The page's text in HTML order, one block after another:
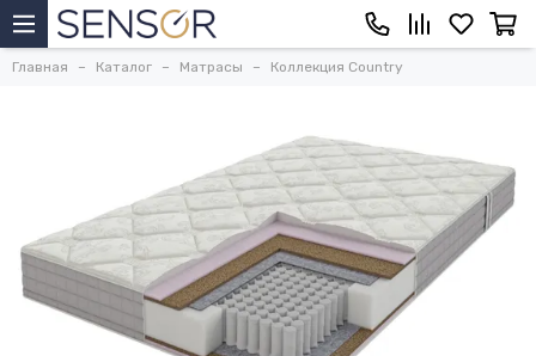
Главная Каталог Матрасы Коллекция Country